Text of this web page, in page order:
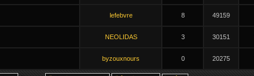
lefebvre 8 49159
NEOLIDAS 3 30151
byzouxnours 0 20275